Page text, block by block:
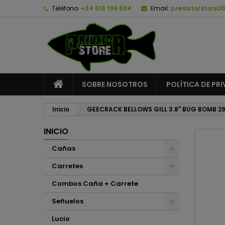
Teléfono: +34 613 199 594 Email:
SOBRE NOSOTROS POLÍTICA DE
Inicio GEECRACK BELLOWS GILL 3.8" BUG BOMB
INICIO
Cañas
Carretes
Combos Caña + Carrete
Señuelos
Lucio